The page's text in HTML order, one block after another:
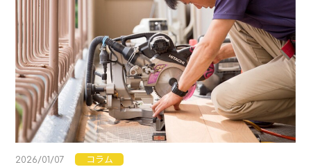
2026/01/07 コラム